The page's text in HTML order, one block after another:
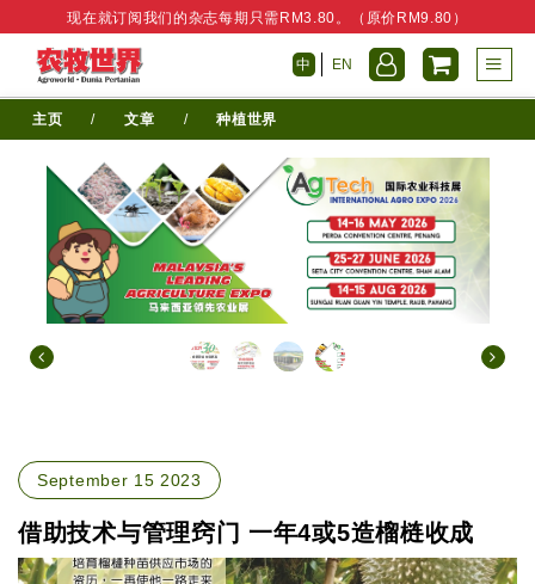
现在就订阅我们的杂志每期只需RM3.80。（原价RM9.80）
中 EN
主页 / 文章 / 种植世界
September 15 2023
借助技术与管理窍门 一年4或5造榴梿收成